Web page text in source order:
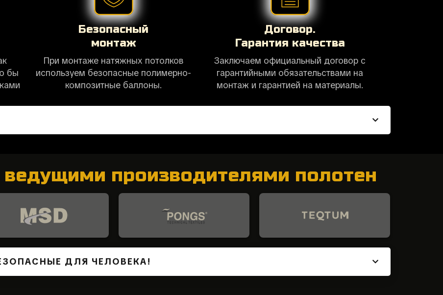
бы
Безопасный
монтаж
При монтаже натяжных потолков
используем безопасные полимерно-
композитные баллоны.
Договор.
Гарантия качества
Заключаем официальный договор с
гарантийными обязательствами на
монтаж и гарантией на материалы.
ведущими производителями полотен
ДЛЯ ЧЕЛОВЕКА!